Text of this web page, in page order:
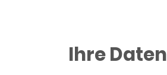
Ihre Daten